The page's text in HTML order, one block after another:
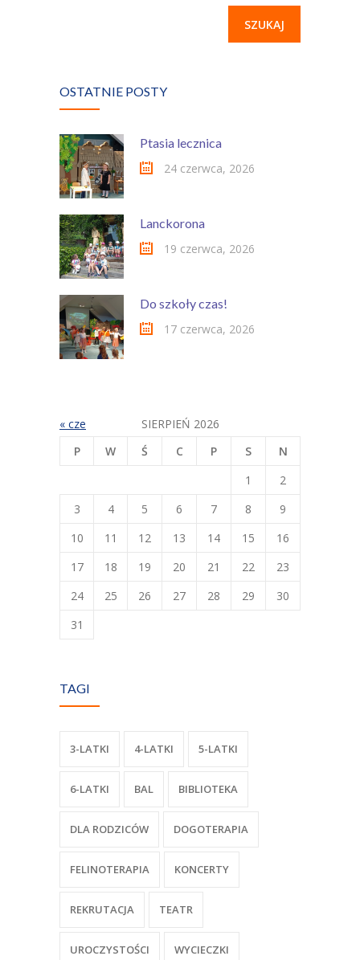
OSTATNIE POSTY
Ptasia lecznica
24 czerwca, 2026
Lanckorona
19 czerwca, 2026
Do szkoły czas!
17 czerwca, 2026
SIERPIEŃ 2026
P
W Ś C P S
N
1
2
3
4 5 6 7 8
9
10
11 12 13 14 15
16
17
18 19 20 21 22
23
24
25 26 27 28 29
30
31
« cze
TAGI
3-LATKI 4-LATKI 5-LATKI
6-LATKI BAL BIBLIOTEKA
DLA RODZICÓW DOGOTERAPIA
FELINOTERAPIA KONCERTY
REKRUTACJA TEATR
UROCZYSTOŚCI WYCIECZKI